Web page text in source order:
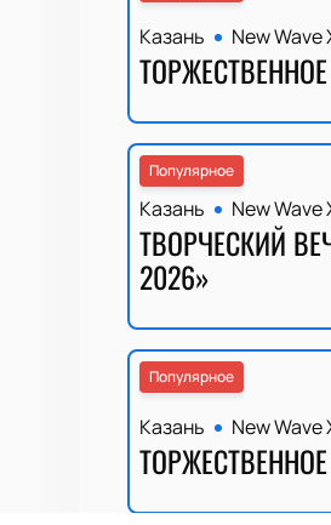
Казань New Wave
Популярное
Казань New Wave
ТВОРЧЕСКИЙ
2026»
Популярное
Казань New Wave